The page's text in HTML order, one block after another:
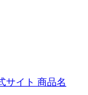
サイト 商品名